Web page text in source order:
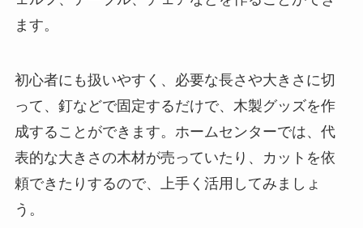
ます。
初心者にも扱いやすく、必要な長さや大きさに切
って、釘などで固定するだけで、木製グッズを作
成することができます。 ホームセンターでは、代
表的な大きさの木材が売っていたり、カットを依
頼できたりするので、上手く活用してみましょ
う。